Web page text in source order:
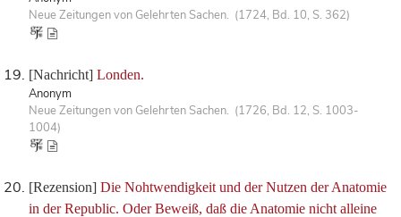
Neue Zeitungen von Gelehrten Sachen. (1724, Bd. 10, S. 362)
[Nachricht] Londen.
Anonym
Neue Zeitungen von Gelehrten Sachen. (1726, Bd. 12, S. 1003-
1004)
[Rezension] Die Nohtwendigkeit und der Nutzen der Anatomie
in der Republic. Oder Beweiß, daß die Anatomie nicht alleine